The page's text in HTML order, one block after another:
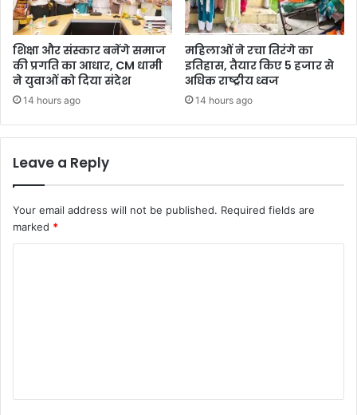
शिक्षा और संस्कार बनेंगे समाज
की प्रगति का आधार, CM धामी
ने युवाओं को दिया संदेश
14 hours ago
महिलाओं ने रचा तिरंगे का
इतिहास, तैयार किए 5 हजार से
अधिक राष्ट्रीय ध्वज
14 hours ago
Leave a Reply
Your email address will not be published. Required fields are
marked *
t